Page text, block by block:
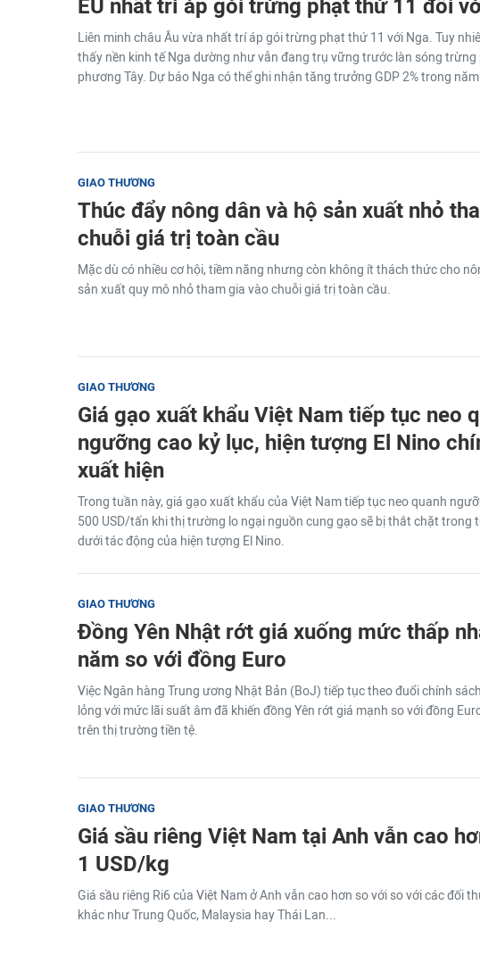
EU nhất trí áp gói trừng phạt thứ 11 đối
Liên minh châu Âu vừa nhất trí áp gói trừng phạt thứ 11 với Nga. Tuy
thấy nền kinh tế Nga dường như vẫn đang trụ vững trước làn sóng trừng
phương Tây. Dự báo Nga có thể ghi nhận tăng trưởng GDP 2% trong
GIAO THƯƠNG
Thúc đẩy nông dân và hộ sản xuất nhỏ
chuỗi giá trị toàn cầu
Mặc dù có nhiều cơ hội, tiềm năng nhưng còn không ít thách thức cho
sản xuất quy mô nhỏ tham gia vào chuỗi giá trị toàn cầu.
GIAO THƯƠNG
Giá gạo xuất khẩu Việt Nam tiếp tục neo
ngưỡng cao kỷ lục, hiện tượng El Nino
xuất hiện
Trong tuần này, giá gạo xuất khẩu của Việt Nam tiếp tục neo quanh
500 USD/tấn khi thị trường lo ngại nguồn cung gạo sẽ bị thắt chặt trong
dưới tác động của hiện tượng El Nino.
GIAO THƯƠNG
Đồng Yên Nhật rớt giá xuống mức thấp
năm so với đồng Euro
Việc Ngân hàng Trung ương Nhật Bản (BoJ) tiếp tục theo đuổi chính
lỏng với mức lãi suất âm đã khiến đồng Yên rớt giá mạnh so với đồng
trên thị trường tiền tệ.
GIAO THƯƠNG
Giá sầu riêng Việt Nam tại Anh vẫn cao
1 USD/kg
Giá sầu riêng Ri6 của Việt Nam ở Anh vẫn cao hơn so với so với các đối
khác như Trung Quốc, Malaysia hay Thái Lan...